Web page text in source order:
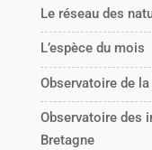
Le réseau des
L’espèce du mois
Observatoire de
Observatoire des
Bretagne